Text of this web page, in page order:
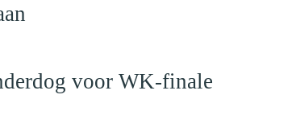
voor WK-finale